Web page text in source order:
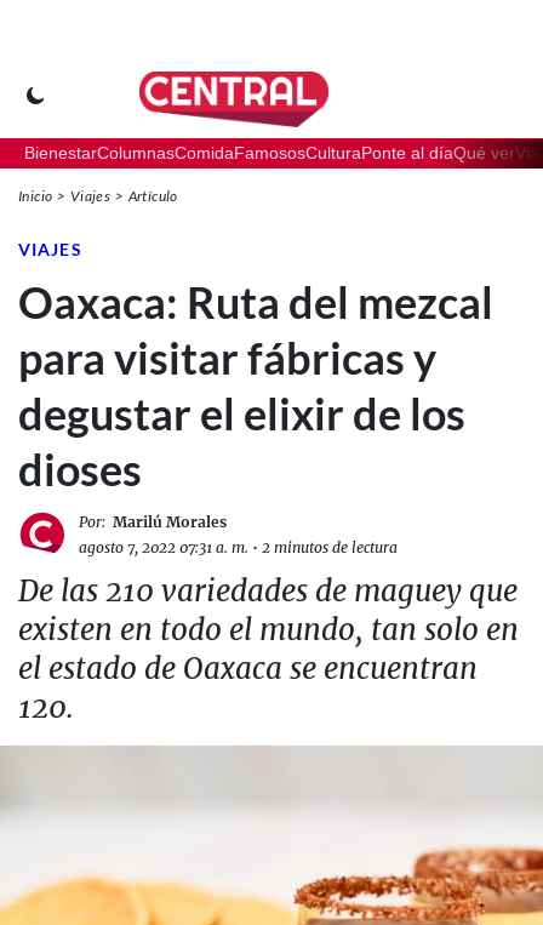
BienestarColumnasComidaFamososCulturaPonte al díaQué ver
Inicio Viajes Artículo
VIAJES
Oaxaca: Ruta del mezcal
para visitar fábricas y
degustar el elixir de los
dioses
Por: Marilú Morales
agosto 7, 2022 07:31 a. m. • 2 minutos de lectura
De las 210 variedades de maguey que
existen en todo el mundo, tan solo en
el estado de Oaxaca se encuentran
120.